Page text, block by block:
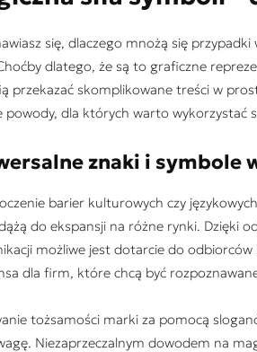
się, dlaczego mnożą się
dlatego, że są to graficzne
przekazać skomplikowane treści w
powody, dla których warto wykorzystać
znaki i symbole
barier kulturowych czy
do ekspansji na różne rynki. Dzięki
możliwe jest dotarcie do
dla firm, które chcą być
tożsamości marki za pomocą
Niezaprzeczalnym dowodem na